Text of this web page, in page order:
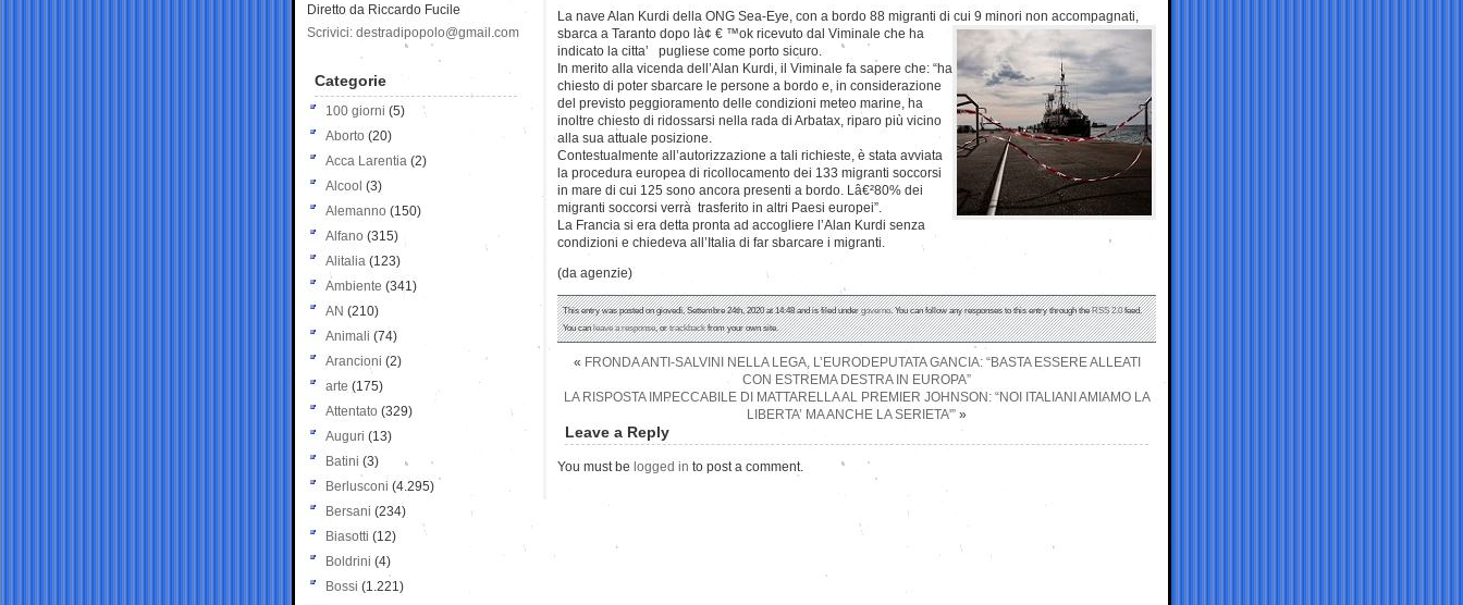
La nave Alan Kurdi della ONG Sea-Eye, con a bordo 88 migranti di cui 9 minori non accompagnati,
sbarca a Taranto dopo là¢ € ™ok ricevuto dal Viminale che ha
indicato la citta’ pugliese come porto sicuro.
In merito alla vicenda dell’Alan Kurdi, il Viminale fa sapere che: “ha
chiesto di poter sbarcare le persone a bordo e, in considerazione
del previsto peggioramento delle condizioni meteo marine, ha
inoltre chiesto di ridossarsi nella rada di Arbatax, riparo più vicino
alla sua attuale posizione.
Contestualmente all’autorizzazione a tali richieste, è stata avviata
la procedura europea di ricollocamento dei 133 migranti soccorsi
in mare di cui 125 sono ancora presenti a bordo. Lâ€²80% dei
migranti soccorsi verrà trasferito in altri Paesi europei”.
La Francia si era detta pronta ad accogliere l’Alan Kurdi senza
condizioni e chiedeva all’Italia di far sbarcare i migranti.
(da agenzie)
This entry was posted on giovedì, Settembre 24th, 2020 at 14:48 and is filed undergoverno. You can follow any responses to this entry through theRSS 2.0feed.
You canleave a response, ortrackbackfrom your own site.
« FRONDA ANTI-SALVINI NELLA LEGA, L’EURODEPUTATA GANCIA: “BASTA ESSERE ALLEATI
CON ESTREMA DESTRA IN EUROPA”
LA RISPOSTA IMPECCABILE DI MATTARELLA AL PREMIER JOHNSON: “NOI ITALIANI AMIAMO LA
LIBERTA’ MA ANCHE LA SERIETA'” »
Leave a Reply
You must be logged in to post a comment.
Diretto da Riccardo Fucile
Scrivici: destradipopolo@gmail.com
Categorie
100 giorni (5)
Aborto (20)
Acca Larentia (2)
Alcool (3)
Alemanno (150)
Alfano (315)
Alitalia (123)
Ambiente (341)
AN (210)
Animali (74)
Arancioni (2)
arte (175)
Attentato (329)
Auguri (13)
Batini (3)
Berlusconi (4.295)
Bersani (234)
Biasotti (12)
Boldrini (4)
Bossi (1.221)